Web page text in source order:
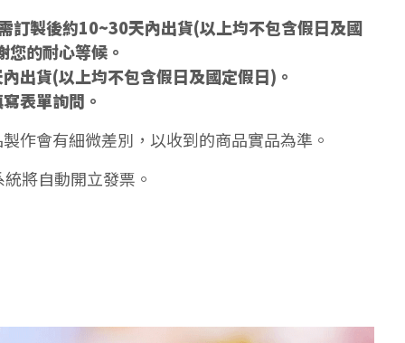
製後約10~30天內出貨(以上均不包含假日及國
的耐心等候。
貨(以上均不包含假日及國定假日)。
表單詢問。
作會有細微差別，以收到的商品實品為準。
將自動開立發票。